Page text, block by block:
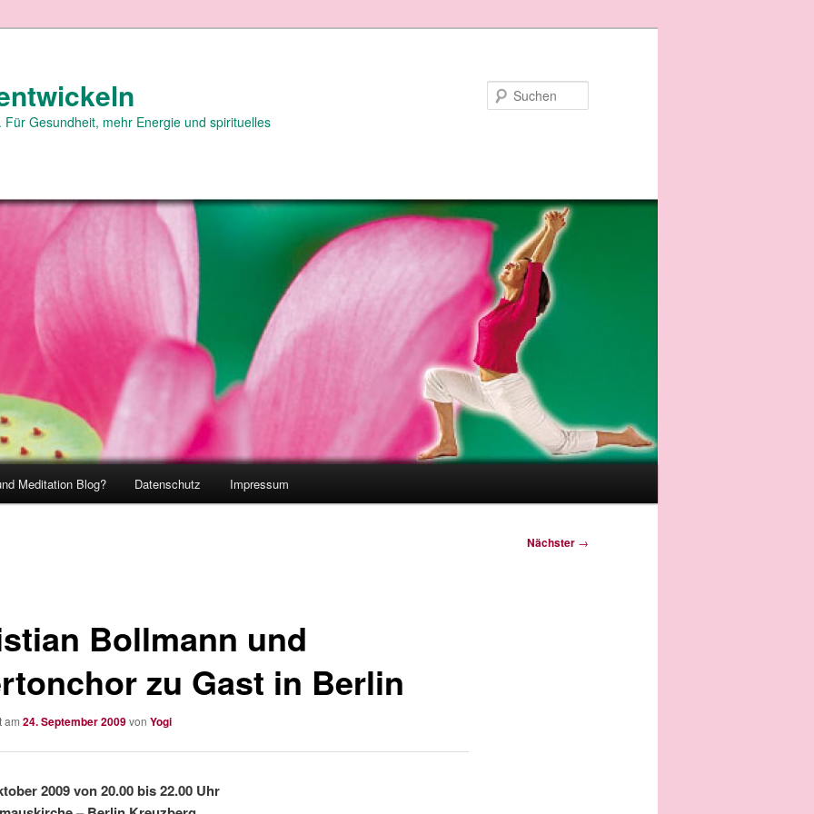
Gesundheit, mehr Energie und spirituelles
Meditation Blog? Datenschutz Impressum
Nächster →
Bollmann und
zu Gast in Berlin
am 24. September 2009von Yogi
2009 von 20.00 bis 22.00 Uhr